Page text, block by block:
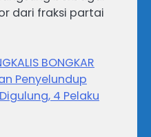
dari fraksi partai
BONGKAR
Penyelundup
4 Pelaku